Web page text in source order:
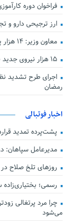
فراخوان دوره
ارز ترجیحی دارو و
معاون وزیر: ۱۴ هزار پرستار در مراکز درمانی کشور فعالیت می‌کنند
۱۵ هزار نیروی جدید به نظام سلامت کشور افزوده شد
اجرای طرح تشدید
رمضان
اخبار فوتبالی
پشت‌پرده تمدید
مدیرعامل سپاهان:
روزهای تلخ صلاح
رسمی؛
چرا مرد پرتغالی
می‌شود